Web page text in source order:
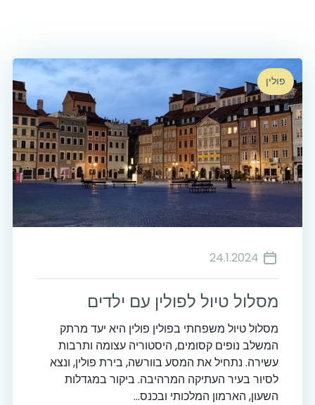
פולין
24.1.2024
מסלול טיול לפולין עם ילדים
מסלול טיול משפחתי בפולין פולין היא יעד מרתק
המשלב נופים קסומים, היסטוריה עצומה ותרבות
עשירה. נתחיל את המסע בוורשה, בירת פולין, ונצא
לסיור בעיר העתיקה המרהיבה. ביקור במגדלות
השעון, הארמון המלכותי ובכנס...